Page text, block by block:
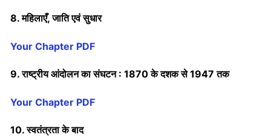
8. महिलाएँ, जाति एवं सुधार
Your Chapter PDF
9. राष्ट्रीय आंदोलन का संघटन : 1870 के दशक से 1947 तक
Your Chapter PDF
10. स्वतंत्रता के बाद